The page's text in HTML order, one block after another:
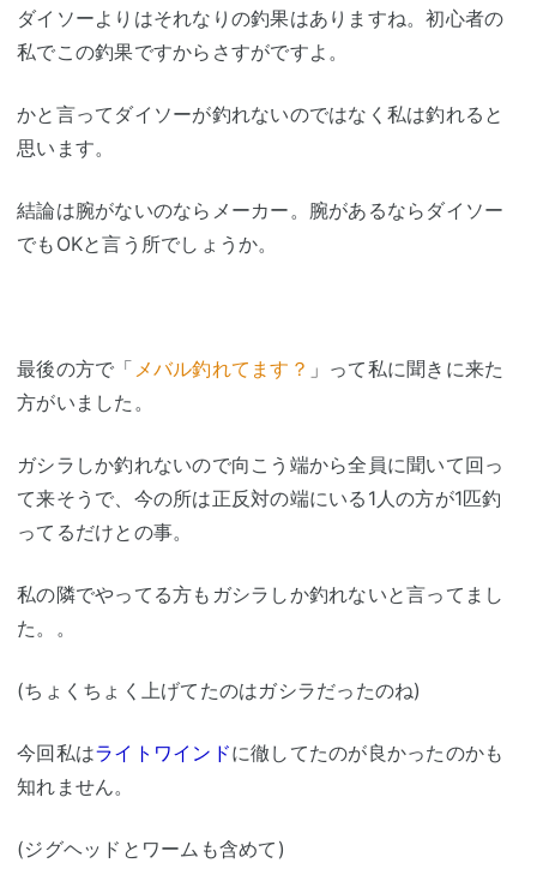
ダイソーよりはそれなりの釣果はありますね。初心者の
私でこの釣果ですからさすがですよ。
かと言ってダイソーが釣れないのではなく私は釣れると
思います。
結論は腕がないのならメーカー。腕があるならダイソー
でもOKと言う所でしょうか。
最後の方で「 メバル釣れてます？ 」 って私に聞きに来た
方がいました。
ガシラしか釣れないので向こう端から全員に聞いて回っ
て来そうで、今の所は正反対の端にいる1人の方が1匹釣
ってるだけとの事。
私の隣でやってる方もガシラしか釣れないと言ってまし
た。。
(ちょくちょく上げてたのはガシラだったのね)
今回私はライトワインドに徹してたのが良かったのかも
知れません。
(ジグヘッドとワームも含めて)